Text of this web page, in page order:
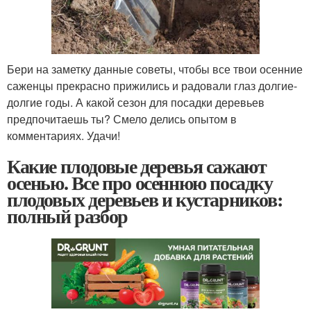
Бери на заметку данные советы, чтобы все твои осенние
саженцы прекрасно прижились и радовали глаз долгие-
долгие годы. А какой сезон для посадки деревьев
предпочитаешь ты? Смело делись опытом в
комментариях. Удачи!
Какие плодовые деревья сажают
осенью. Все про осеннюю посадку
плодовых деревьев и кустарников:
полный разбор